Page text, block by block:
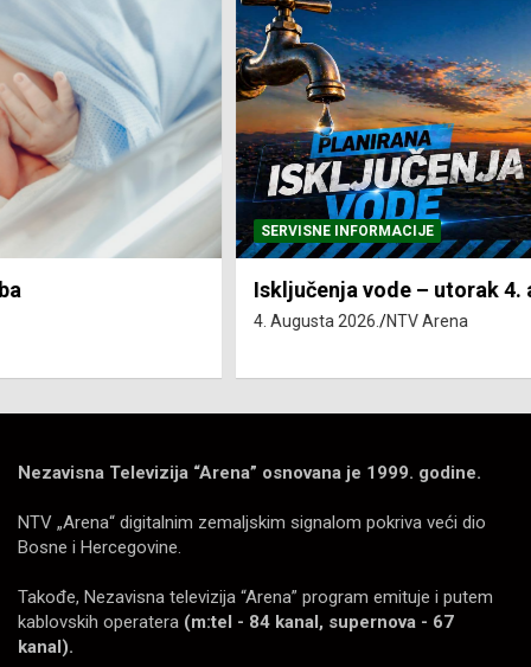
SERVISNE INFORMACIJE
Isključenja vode – utorak 4. avgust
NTV Arena
Nezavisna Televizija “Arena” osnovana je 1999. godine.
NTV „Arena“ digitalnim zemaljskim signalom pokriva veći dio
Bosne i Hercegovine.
Takođe, Nezavisna televizija “Arena” program emituje i putem
kablovskih operatera (m:tel - 84 kanal, supernova - 67
kanal).